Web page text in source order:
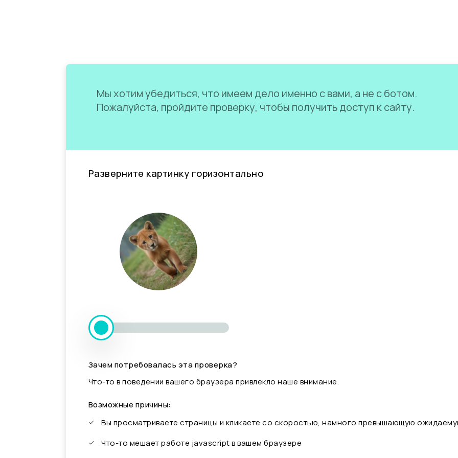
Мы хотим убедиться, что имеем дело именно с вами, а не с ботом.
Пожалуйста, пройдите проверку, чтобы получить доступ к сайту.
Разверните картинку горизонтально
Зачем потребовалась эта проверка?
Что-то в поведении вашего браузера привлекло наше внимание.
Возможные причины:
Вы просматриваете страницы и кликаете со скоростью, намного превышающую
Что-то мешает работе javascript в вашем браузере